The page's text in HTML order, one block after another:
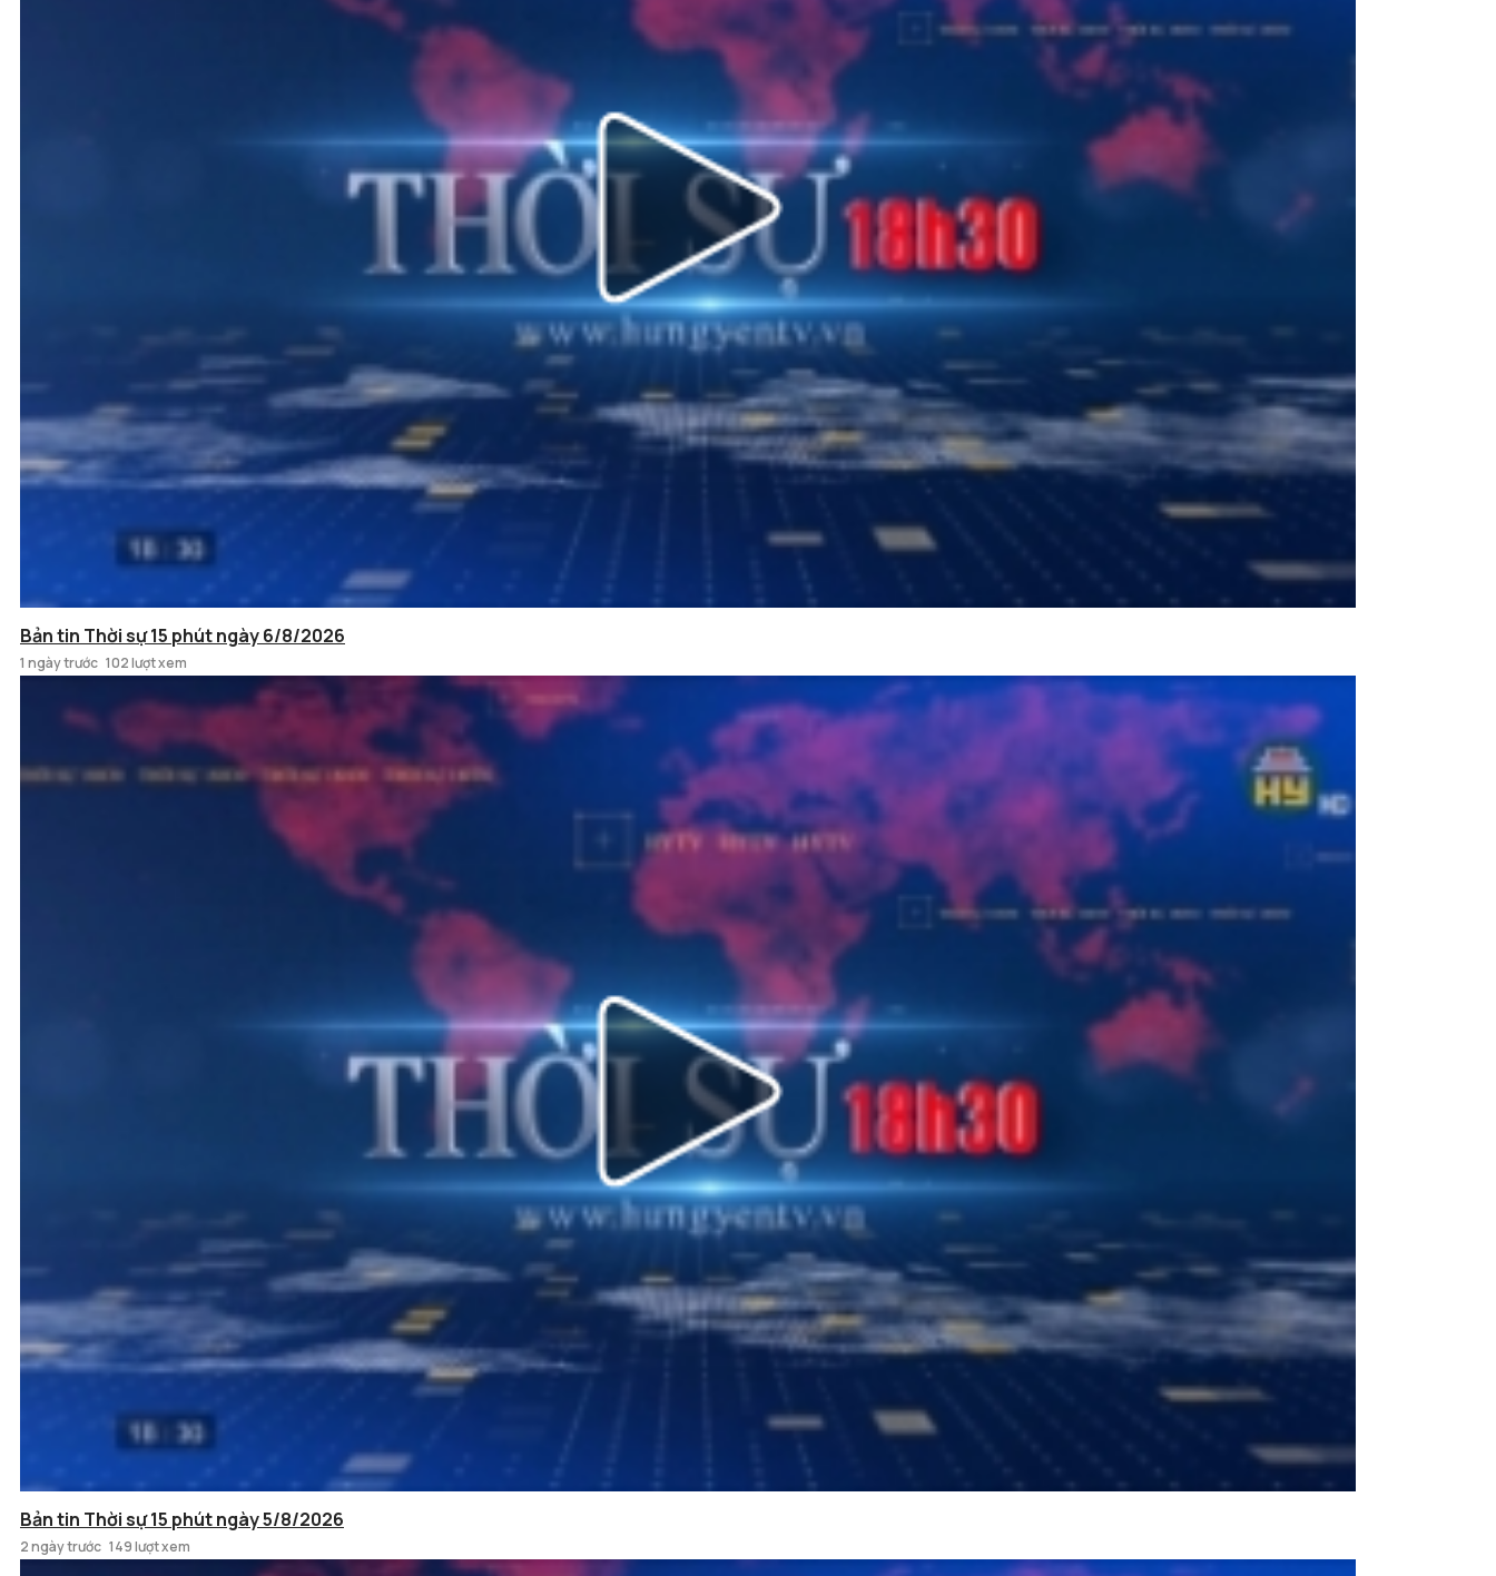
Bản tin Thời sự 15 phút ngày 6/8/2026
1 ngày trước 102 lượt xem
Bản tin Thời sự 15 phút ngày 5/8/2026
2 ngày trước 149 lượt xem